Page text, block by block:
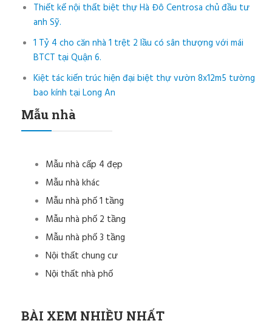
Thiết kế nội thất biệt thự Hà Đô Centrosa chủ đầu tư
anh Sỹ.
1 Tỷ 4 cho căn nhà 1 trệt 2 lầu có sân thượng với mái
BTCT tại Quận 6.
Kiệt tác kiến trúc hiện đại biệt thự vườn 8x12m5 tường
bao kính tại Long An
Mẫu nhà
Mẫu nhà cấp 4 đẹp
Mẫu nhà khác
Mẫu nhà phố 1 tầng
Mẫu nhà phố 2 tầng
Mẫu nhà phố 3 tầng
Nội thất chung cư
Nội thất nhà phố
BÀI XEM NHIỀU NHẤT